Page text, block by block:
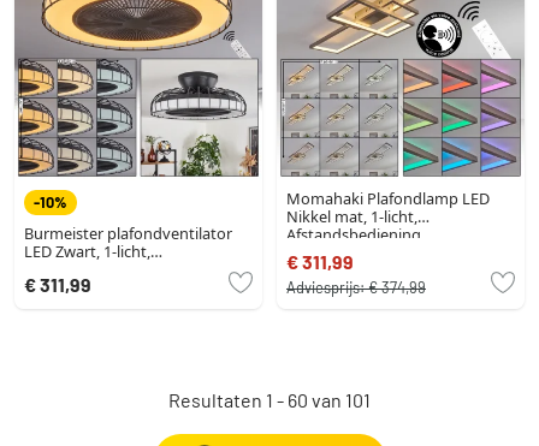
-10%
Burmeister plafondventilator
LED Zwart, 1-licht,
€ 311,99
Momahaki Plafondlamp LED
Nikkel mat, 1-licht,
Afstandsbediening
€ 311,99
Adviesprijs:€ 374,99
Resultaten 1 - 60 van 101